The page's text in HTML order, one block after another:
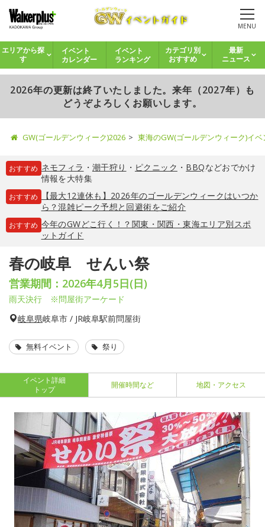
MENU
エリアから探
す
イベント
カレンダー
イベント
ランキング
カテゴリ別
おすすめ
最新
ニュース
2026年の更新は終了いたしました。来年（2027年）も
どうぞよろしくお願いします。
GW(ゴールデンウィーク)2026 東海のGW(ゴールデンウィーク)イ
おすすめ ネモフィラ ・ 潮干狩り ・ ピクニック ・ BBQなどおでかけ
情報を大特集
おすすめ
【最大12連休も】2026年のゴールデンウィークはいつか
ら？混雑ピーク予想と回避術をご紹介
おすすめ 今年のGWどこ行く！？関東・関西・東海エリア別スポ
ットガイド
春の岐阜 せんい祭
営業期間：2026年4月5日(日)
雨天決行 ※問屋街アーケード
岐阜県岐阜市 / JR岐阜駅前問屋街
無料イベント 祭り
イベント詳細
トップ
開催時間など 地図・アクセス